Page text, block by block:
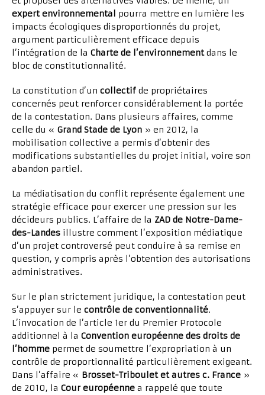
expert environnemental
pourra mettre en lumière les
impacts écologiques disproportionnés du projet,
argument particulièrement efficace depuis
l’intégration de la Charte de l’environnementdans le
bloc de constitutionnalité.
La constitution d’un collectif de propriétaires
concernés peut renforcer considérablement la portée
de la contestation. Dans plusieurs affaires, comme
celle du « Grand Stade de Lyon » en 2012, la
mobilisation collective a permis d’obtenir des
modifications substantielles du projet initial, voire son
abandon partiel.
La médiatisation du conflit représente également une
stratégie efficace pour exercer une pression sur les
décideurs publics. L’affaire de la ZAD de Notre-Dame-
des-Landes illustre comment l’exposition médiatique
d’un projet controversé peut conduire à sa remise en
question, y compris après l’obtention des autorisations
administratives.
Sur le plan strictement juridique, la contestation peut
s’appuyer sur le contrôle de conventionnalité.
L’invocation de l’article 1er du Premier Protocole
additionnel à la Convention européenne des droits de
l’homme permet de soumettre l’expropriation à un
contrôle de proportionnalité particulièrement exigeant.
Dans l’affaire « Brosset-Triboulet et autres c. France »
de 2010, la Cour européenne a rappelé que toute